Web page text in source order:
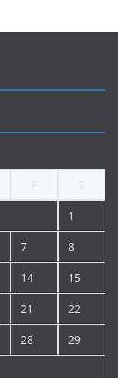
1
7 8
14 15
21 22
28 29